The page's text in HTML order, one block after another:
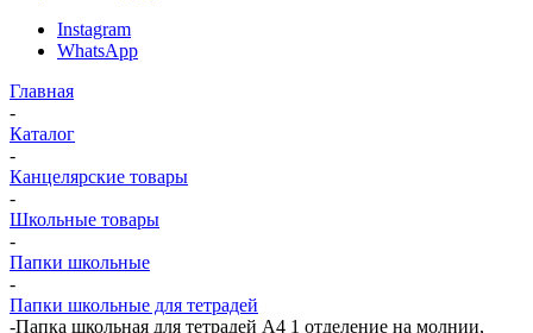
Instagram
WhatsApp
Главная
-
Каталог
-
Канцелярские товары
-
Школьные товары
-
Папки школьные
-
Папки школьные для тетрадей
-Папка школьная для тетрадей А4 1 отделение на молнии,